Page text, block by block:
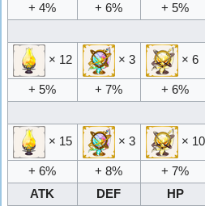
+ 4% + 6% + 5%
× 12 × 3 × 6
+ 5% + 7% + 6%
× 15 × 3 × 10
+ 6% + 8% + 7%
ATK
DEF HP